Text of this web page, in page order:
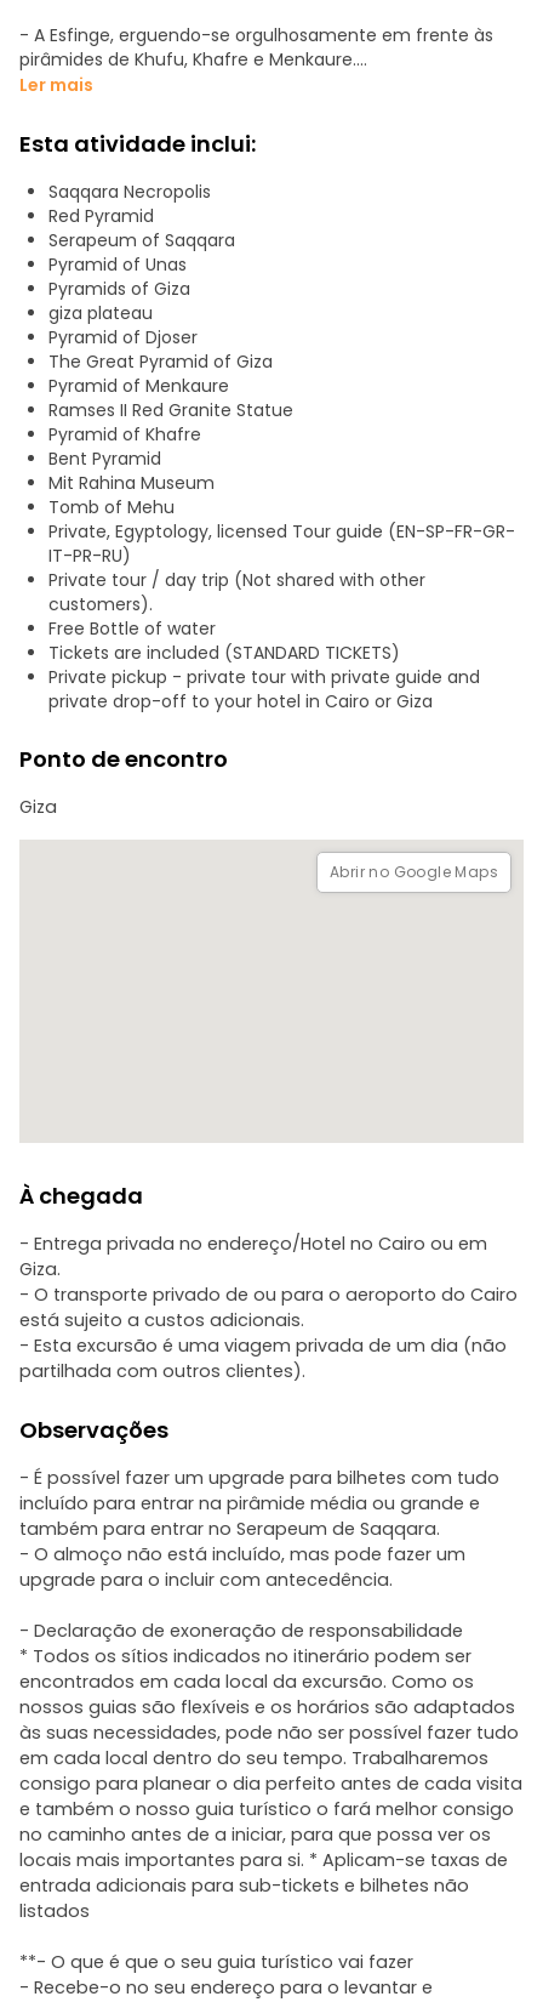
- A Esfinge, erguendo-se orgulhosamente em frente às
pirâmides de Khufu, Khafre e Menkaure.
‎-‎ (excursão opcional) Entrada no interior de uma das
-‎ (excursão opcional) 30 minutos de passeio de camelo
ou a cavalo incluídos no Planalto das Pirâmides.
- Saqqara (Sakkara)
• O bilhete padrão inclui: (isto está incluído)
A Pirâmide Escalonada e o complexo funerário do rei Zoser,
o mastaba de Ti, a Pirâmide de Unas, o Museu de Imhotep
e o túmulo do ministro Kagemni.
no dia da excursão)
Bilhete Standard Plus+: Túmulos dos Nobres, Túmulos do
Império Novo, Serapeum de Sakkara, Túmulo de Mereruka,
Túmulo de Mehu.
- Pirâmide Vermelha de Dahshur
- Pirâmide Curvada de Dahshur
‎-‎ Paragem livre para almoço (com sugestões do guia)‎
‎-‎ Paragens livres para compras, a pedido do cliente (papiro
– perfumes – algodão – lembranças).
- Sessão fotográfica (com recomendações do guia e
assistência nas fotografias)
‎- Carro privado com motorista.
‎- Garrafa de água gratuita.
- Traslado privado até ao endereço indicado no Cairo ou
Ler mais
Esta atividade inclui:
Saqqara Necropolis
Red Pyramid
Serapeum of Saqqara
Pyramid of Unas
Pyramids of Giza
giza plateau
Pyramid of Djoser
The Great Pyramid of Giza
Pyramid of Menkaure
Ramses II Red Granite Statue
Pyramid of Khafre
Bent Pyramid
Mit Rahina Museum
Tomb of Mehu
Private, Egyptology, licensed Tour guide (EN-SP-FR-GR-
IT-PR-RU)
Private tour / day trip (Not shared with other
customers).
Free Bottle of water
Tickets are included (STANDARD TICKETS)
Private pickup - private tour with private guide and
private drop-off to your hotel in Cairo or Giza
Ponto de encontro
Giza
Abrir no Google Maps
À chegada
- Entrega privada no endereço/Hotel no Cairo ou em
Giza.
- O transporte privado de ou para o aeroporto do Cairo
está sujeito a custos adicionais.
- Esta excursão é uma viagem privada de um dia (não
partilhada com outros clientes).
Observações
- É possível fazer um upgrade para bilhetes com tudo
incluído para entrar na pirâmide média ou grande e
também para entrar no Serapeum de Saqqara.
- O almoço não está incluído, mas pode fazer um
upgrade para o incluir com antecedência.
- Declaração de exoneração de responsabilidade
* Todos os sítios indicados no itinerário podem ser
encontrados em cada local da excursão. Como os
nossos guias são flexíveis e os horários são adaptados
às suas necessidades, pode não ser possível fazer tudo
em cada local dentro do seu tempo. Trabalharemos
consigo para planear o dia perfeito antes de cada visita
e também o nosso guia turístico o fará melhor consigo
no caminho antes de a iniciar, para que possa ver os
locais mais importantes para si. * Aplicam-se taxas de
entrada adicionais para sub-tickets e bilhetes não
listados
**- O que é que o seu guia turístico vai fazer
- Recebe-o no seu endereço para o levantar e